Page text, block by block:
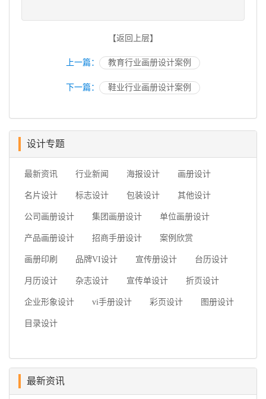
【返回上层】
上一篇： 教育行业画册设计案例
下一篇： 鞋业行业画册设计案例
设计专题
最新资讯 行业新闻 海报设计 画册设计
名片设计 标志设计 包装设计 其他设计
公司画册设计 集团画册设计 单位画册设计
产品画册设计 招商手册设计 案例欣赏
画册印刷 品牌VI设计 宣传册设计 台历设计
月历设计 杂志设计 宣传单设计 折页设计
企业形象设计 vi手册设计 彩页设计 图册设计
目录设计
最新资讯